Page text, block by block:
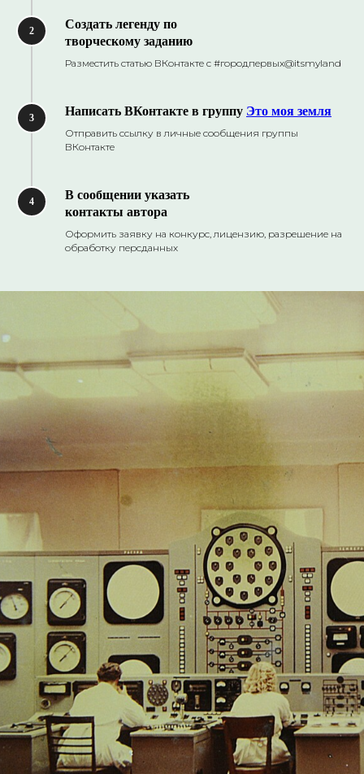
2
Создать легенду по
творческому заданию
Разместить статью ВКонтакте с #городпервых@itsmyland
3 Написать ВКонтакте в группу Это моя земля
Отправить ссылку в личные сообщения группы
ВКонтакте
4
В сообщении указать
контакты автора
Оформить заявку на конкурс, лицензию, разрешение на
обработку персданных